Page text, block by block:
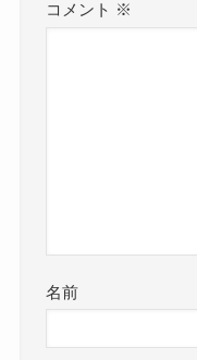
コメント ※
名前